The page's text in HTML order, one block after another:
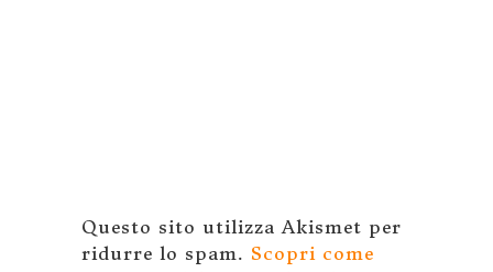
Questo sito utilizza Akismet per
ridurre lo spam. Scopri come